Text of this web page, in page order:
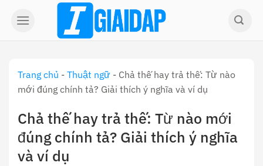
Trang chủ - Thuật ngữ - Chả thế hay trả thế: Từ nào
mới đúng chính tả? Giải thích ý nghĩa và ví dụ
Chả thế hay trả thế: Từ nào mới
đúng chính tả? Giải thích ý nghĩa
và ví dụ